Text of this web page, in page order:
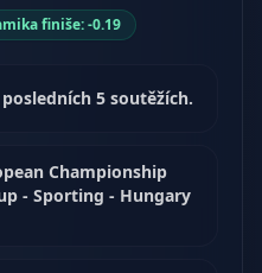
finiše: -0.19
5 soutěžích.
Championship
- Sporting - Hungary